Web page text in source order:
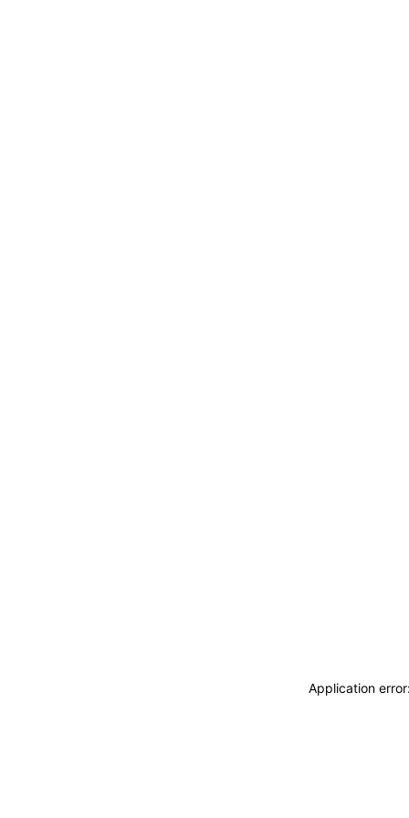
Application